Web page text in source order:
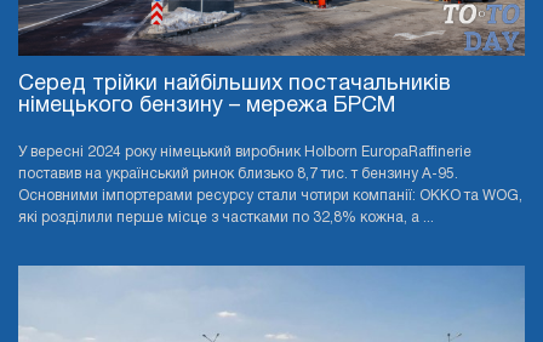
Серед трійки найбільших постачальників
німецького бензину – мережа БРСМ
У вересні 2024 року німецький виробник Holborn EuropaRaffinerie
поставив на український ринок близько 8,7 тис. т бензину А-95.
Основними імпортерами ресурсу стали чотири компанії: OKKO та WOG,
які розділили перше місце з частками по 32,8% кожна, а ...